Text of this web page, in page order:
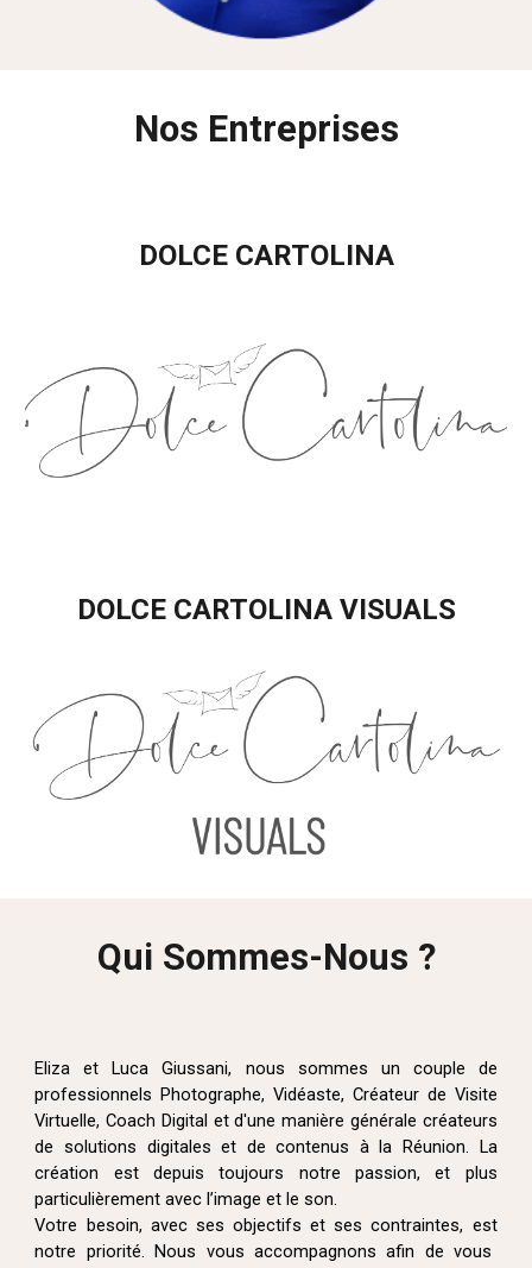
Nos Entreprises
DOLCE CARTOLINA
DOLCE CARTOLINA VISUALS
Qui Sommes-Nous ?
Eliza et Luca Giussani, nous sommes un couple de
professionnels Photographe, Vidéaste, Créateur de Visite
Virtuelle, Coach Digital et d'une manière générale créateurs
de solutions digitales et de contenus à la Réunion. La
création est depuis toujours notre passion, et plus
particulièrement avec l’image et le son.
Votre besoin, avec ses objectifs et ses contraintes, est
notre priorité. Nous vous accompagnons afin de vous